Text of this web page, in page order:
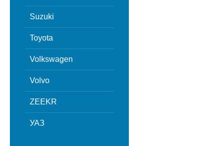
Suzuki
Toyota
Volkswagen
Volvo
ZEEKR
УАЗ